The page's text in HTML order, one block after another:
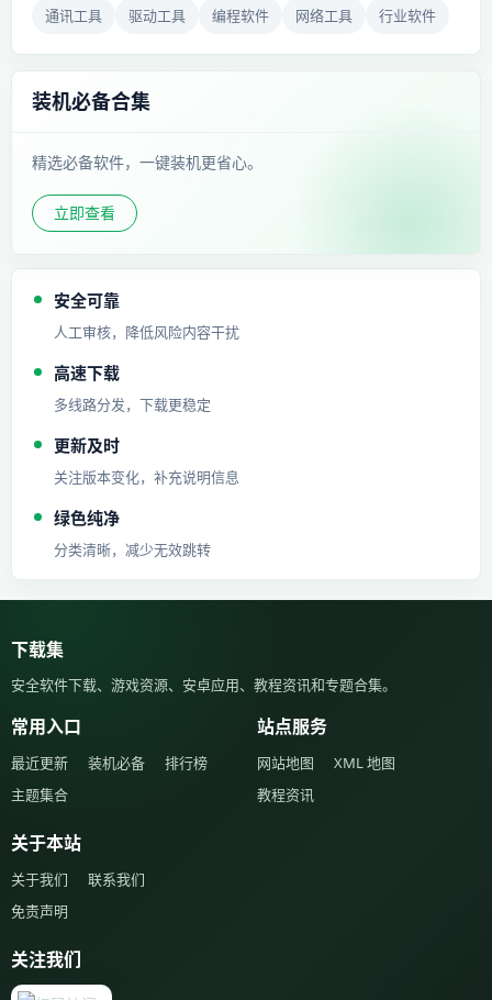
通讯工具
驱动工具 编程软件 网络工具 行业软件
装机必备合集
精选必备软件，一键装机更省心。
立即查看
安全可靠
人工审核，降低风险内容干扰
高速下载
多线路分发，下载更稳定
更新及时
关注版本变化，补充说明信息
绿色纯净
分类清晰，减少无效跳转
下载集
安全软件下载、游戏资源、安卓应用、教程资讯和专题合集。
常用入口
最近更新 装机必备
排行榜
主题集合
站点服务
网站地图
XML 地图
教程资讯
关于本站
关于我们
联系我们
免责声明
关注我们